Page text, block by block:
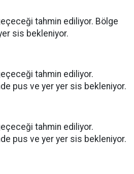
tahmin ediliyor. Bölge
sis bekleniyor.
tahmin ediliyor.
pus ve yer yer sis bekleniyor.
tahmin ediliyor.
pus ve yer yer sis bekleniyor.